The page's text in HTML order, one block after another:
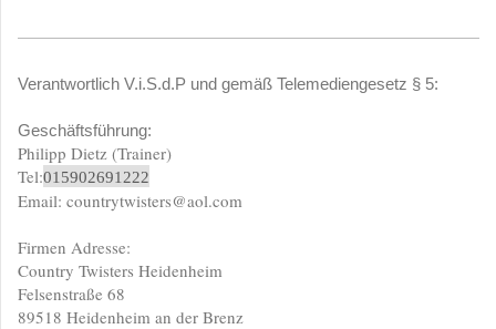
Verantwortlich V.i.S.d.P und gemäß Telemediengesetz § 5:
Geschäftsführung:
Philipp Dietz (Trainer)
Tel:015902691222
Email: countrytwisters@aol.com
Firmen Adresse:
Country Twisters Heidenheim
Felsenstraße 68
89518 Heidenheim an der Brenz